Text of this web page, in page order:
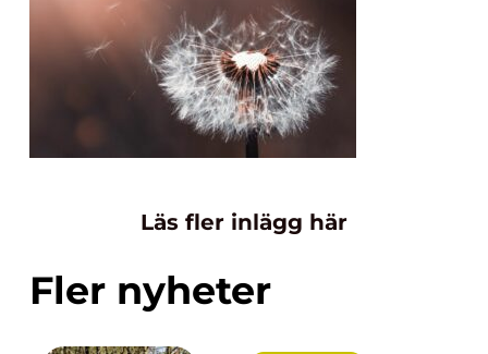
Läs fler inlägg här
Fler nyheter